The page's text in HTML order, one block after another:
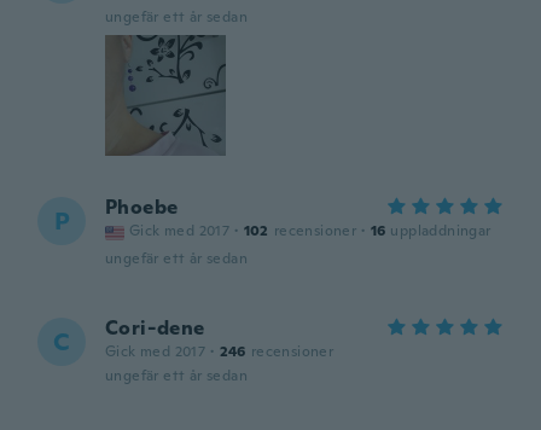
ungefär ett år sedan
P Phoebe
Gick med 2017 · 102 recensioner · 16 uppladdningar
ungefär ett år sedan
C Cori-dene
Gick med 2017 · 246 recensioner
ungefär ett år sedan